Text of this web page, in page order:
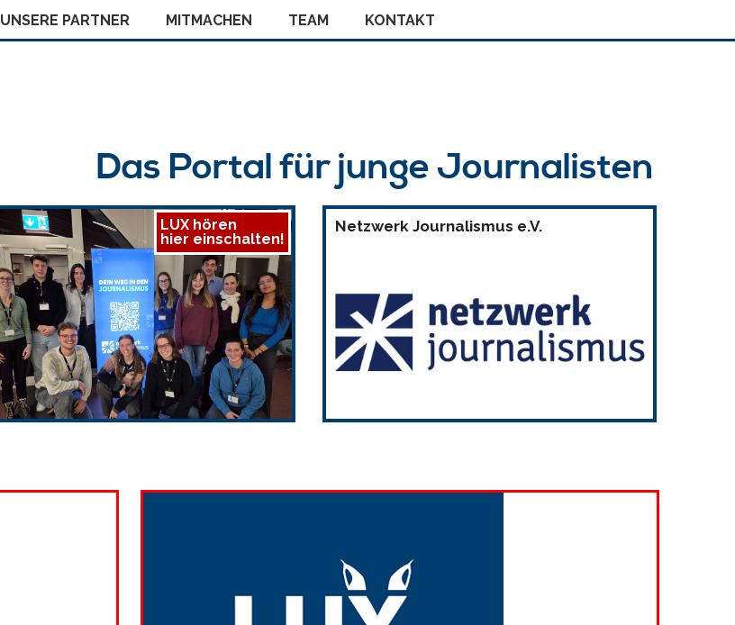
UNSERE PARTNER MITMACHEN TEAM KONTAKT
Das Portal für junge Journalisten
LUX hören
hier einschalten!
Netzwerk Journalismus e.V.